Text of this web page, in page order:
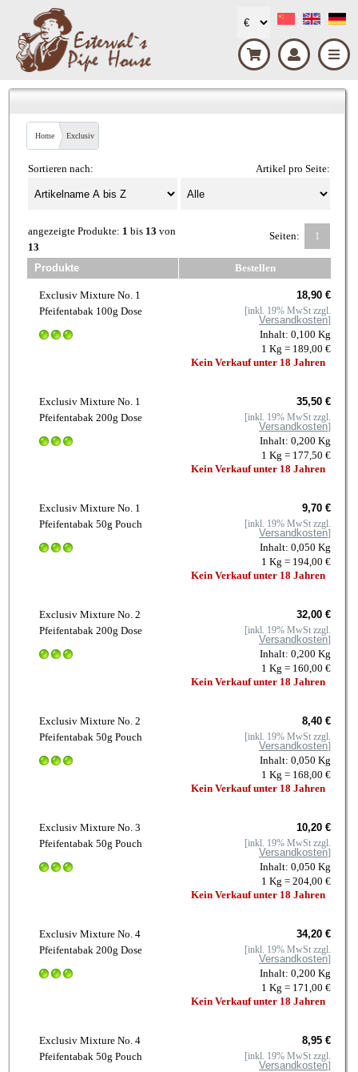
Home Exclusiv
Sortieren nach: Artikel pro Seite:
angezeigte Produkte: 1 bis 13 von
13
Seiten: 1
Produkte Bestellen
Exclusiv Mixture No. 1
Pfeifentabak 100g Dose
18,90 €
[inkl. 19% MwSt zzgl.
Versandkosten]
Inhalt: 0,100 Kg
1 Kg = 189,00 €
Kein Verkauf unter 18 Jahren
Exclusiv Mixture No. 1
Pfeifentabak 200g Dose
35,50 €
[inkl. 19% MwSt zzgl.
Versandkosten]
Inhalt: 0,200 Kg
1 Kg = 177,50 €
Kein Verkauf unter 18 Jahren
Exclusiv Mixture No. 1
Pfeifentabak 50g Pouch
9,70 €
[inkl. 19% MwSt zzgl.
Versandkosten]
Inhalt: 0,050 Kg
1 Kg = 194,00 €
Kein Verkauf unter 18 Jahren
Exclusiv Mixture No. 2
Pfeifentabak 200g Dose
32,00 €
[inkl. 19% MwSt zzgl.
Versandkosten]
Inhalt: 0,200 Kg
1 Kg = 160,00 €
Kein Verkauf unter 18 Jahren
Exclusiv Mixture No. 2
Pfeifentabak 50g Pouch
8,40 €
[inkl. 19% MwSt zzgl.
Versandkosten]
Inhalt: 0,050 Kg
1 Kg = 168,00 €
Kein Verkauf unter 18 Jahren
Exclusiv Mixture No. 3
Pfeifentabak 50g Pouch
10,20 €
[inkl. 19% MwSt zzgl.
Versandkosten]
Inhalt: 0,050 Kg
1 Kg = 204,00 €
Kein Verkauf unter 18 Jahren
Exclusiv Mixture No. 4
Pfeifentabak 200g Dose
34,20 €
[inkl. 19% MwSt zzgl.
Versandkosten]
Inhalt: 0,200 Kg
1 Kg = 171,00 €
Kein Verkauf unter 18 Jahren
Exclusiv Mixture No. 4
Pfeifentabak 50g Pouch
8,95 €
[inkl. 19% MwSt zzgl.
Versandkosten]